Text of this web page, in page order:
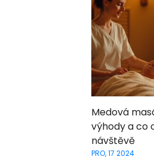
Medová
výhody a co
návštěvě
PRO, 17 2024